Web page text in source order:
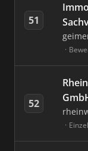
51
52